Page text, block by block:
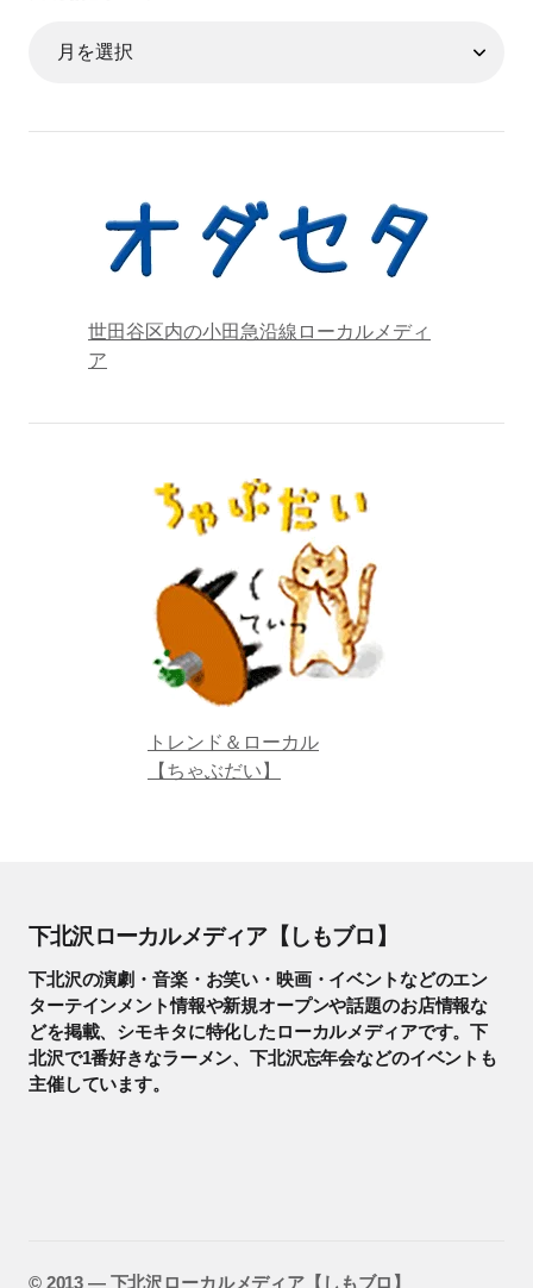
世田谷区内の小田急沿線ローカルメディ
ア
トレンド＆ローカル
【ちゃぶだい】
下北沢ローカルメディア【しもブロ】
下北沢の演劇・音楽・お笑い・映画・イベントなどのエン
ターテインメント情報や新規オープンや話題のお店情報な
どを掲載、シモキタに特化したローカルメディアです。下
北沢で1番好きなラーメン、下北沢忘年会などのイベントも
主催しています。
©️ 2013 — 下北沢ローカルメディア【しもブロ】